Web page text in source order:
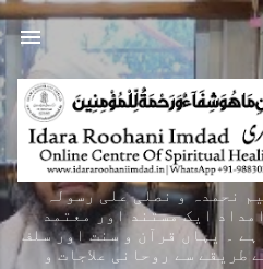
Skip to
نحمدہ و نصلی علی رسولہ
ایک مستند اور معتمد
ہے ۔ یہاں قرآن و سنت اور سلف
طریقے سے روحانی علاجات و